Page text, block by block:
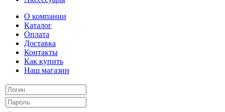
О компании
Каталог
Оплата
Доставка
Контакты
Как купить
Наш магазин